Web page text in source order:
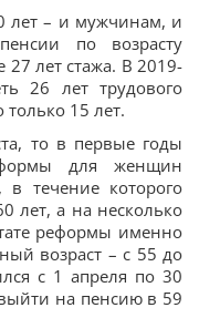
лет – и мужчинам, и
по возрасту
лет стажа. В 2019-
26 лет трудового
15 лет.
то в первые годы
для женщин
в течение которого
лет, а на несколько
реформы именно
возраст – с 55 до
с 1 апреля по 30
на пенсию в 59